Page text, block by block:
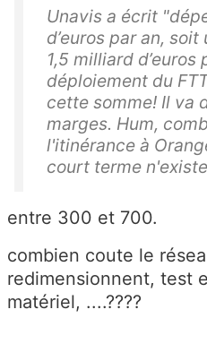
Unavis a écrit
d’euros par an,
1,5 milliard d’euros
déploiement du
cette somme! Il va
marges. Hum,
l'itinérance à
court terme
entre 300 et 700.
combien coute le
redimensionnent, test
matériel, ....????